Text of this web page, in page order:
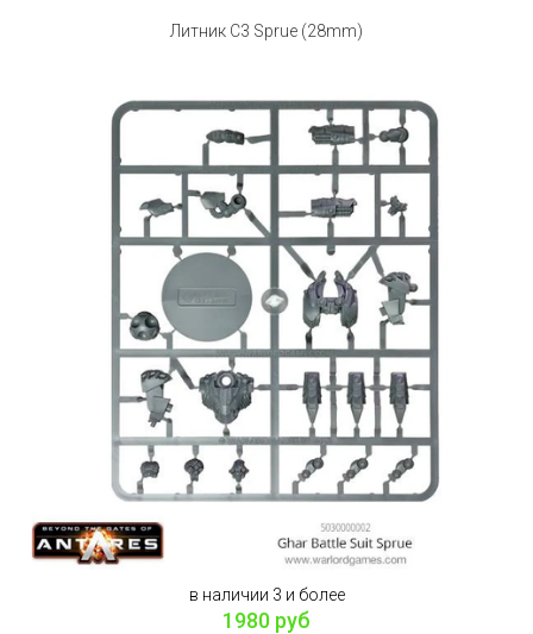
Литник C3 Sprue (28mm)
в наличии 3 и более
1980 руб